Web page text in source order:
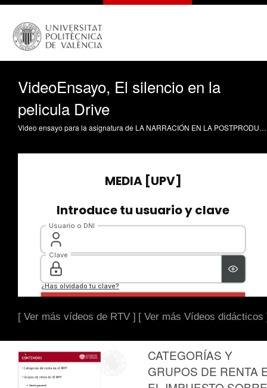
VideoEnsayo, El silencio en la
pelicula Drive
Video ensayo para la asignatura de LA NARRACIÓN EN LA POSTPRODUCCIÓN
[ Ver más vídeos de RTV ] [ Ver más Vídeos didácticos
CATEGORÍAS Y
GRUPOS DE RENTA